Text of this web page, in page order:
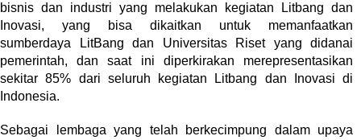
bisnis dan industri yang melakukan kegiatan Litbang dan
Inovasi, yang bisa dikaitkan untuk memanfaatkan
sumberdaya LitBang dan Universitas Riset yang didanai
pemerintah, dan saat ini diperkirakan merepresentasikan
sekitar 85% dari seluruh kegiatan Litbang dan Inovasi di
Indonesia.
Sebagai lembaga yang telah berkecimpung dalam upaya